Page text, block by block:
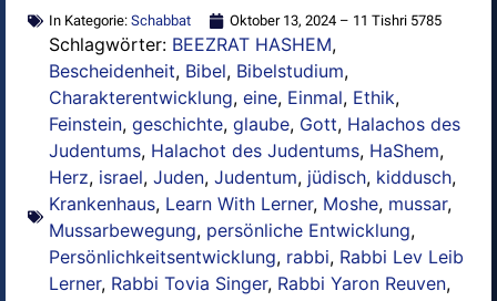
In Kategorie: Schabbat Oktober 13, 2024 – 11 Tishri 5785
Schlagwörter: BEEZRAT HASHEM,
Bescheidenheit, Bibel, Bibelstudium,
Charakterentwicklung, eine, Einmal, Ethik,
Feinstein, geschichte, glaube, Gott, Halachos des
Judentums, Halachot des Judentums, HaShem,
Herz, israel, Juden, Judentum, jüdisch, kiddusch,
Krankenhaus, Learn With Lerner, Moshe, mussar,
Mussarbewegung, persönliche Entwicklung,
Persönlichkeitsentwicklung, rabbi, Rabbi Lev Leib
Lerner, Rabbi Tovia Singer, Rabbi Yaron Reuven,